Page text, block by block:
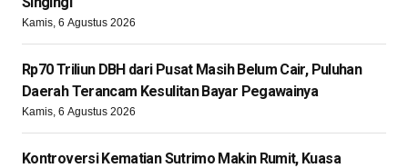
Kamis, 6 Agustus 2026
Rp70 Triliun DBH dari Pusat Masih Belum Cair, Puluhan
Daerah Terancam Kesulitan Bayar Pegawainya
Kamis, 6 Agustus 2026
Kontroversi Kematian Sutrimo Makin Rumit, Kuasa